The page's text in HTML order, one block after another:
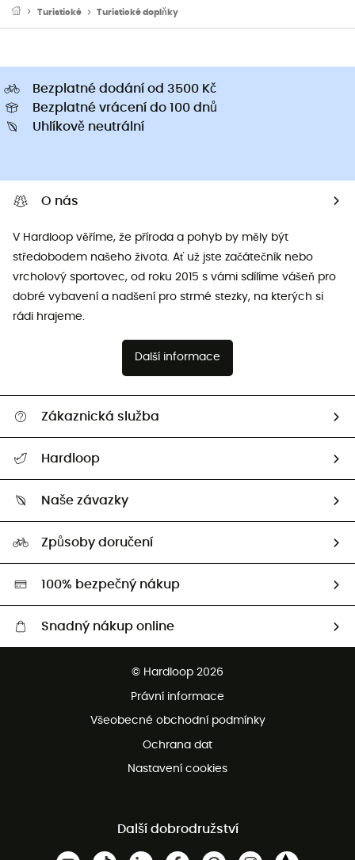
Turistické Turistické doplňky
Bezplatné dodání od 3500 Kč
Bezplatné vrácení do 100 dnů
Uhlíkově neutrální
O nás
V Hardloop věříme, že příroda a pohyb by měly být
středobodem našeho života. Ať už jste začátečník nebo
vrcholový sportovec, od roku 2015 s vámi sdílíme vášeň pro
dobré vybavení a nadšení pro strmé stezky, na kterých si
rádi hrajeme.
Další informace
Zákaznická služba
Vrácení zboží a peněz
Hardloop
Naši Ambasadoři
Naše závazky
Second hand
HardGreen
Způsoby doručení
100% bezpečný nákup
Snadný nákup online
Bezplatné vrácení do 100 dnů
Bezplatná zákaznická služba
© Hardloop 2026
Právní informace
Všeobecné obchodní podmínky
Ochrana dat
Nastavení cookies
Další dobrodružství